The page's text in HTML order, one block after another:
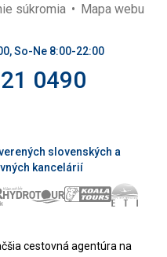
súkromia Mapa webu
So-Ne 8:00-22:00
0490
slovenských a
kancelárií
cestovná agentúra na